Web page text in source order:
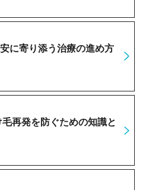
に寄り添う治療の進め方
再発を防ぐための知識と